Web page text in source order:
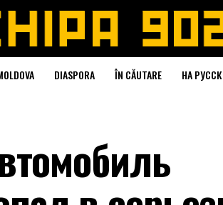
DIASPORA ÎN CĂUTARE НА